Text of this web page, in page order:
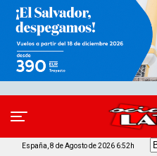
España, 8 de Agosto de 2026 6:52h